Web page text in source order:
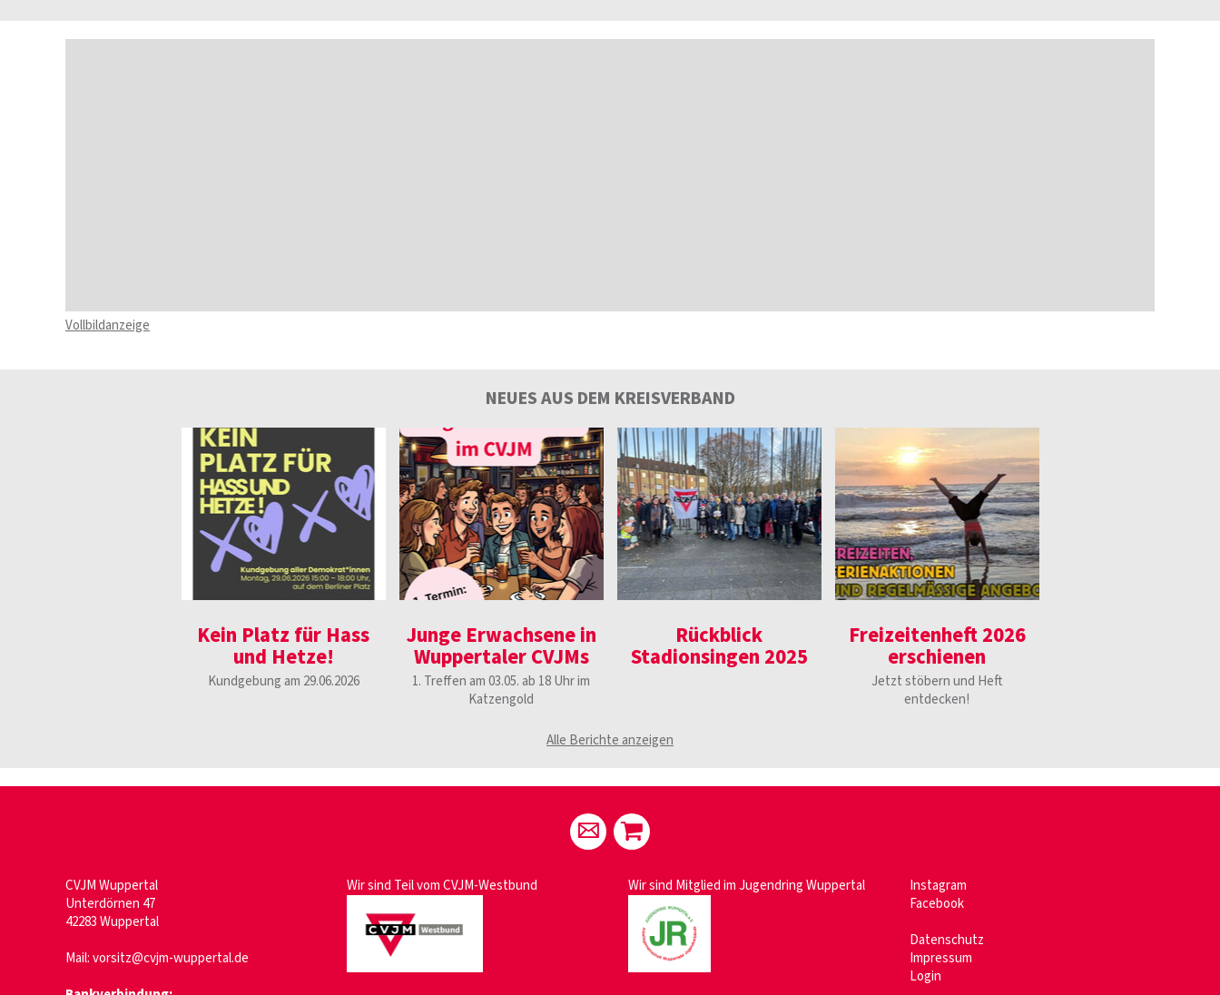
Vollbildanzeige
NEUES AUS DEM KREISVERBAND
Kein Platz für Hass
und Hetze!
Kundgebung am 29.06.2026
Junge Erwachsene in
Wuppertaler CVJMs
1. Treffen am 03.05. ab 18 Uhr im
Katzengold
Rückblick
Stadionsingen 2025
Freizeitenheft 2026
erschienen
Jetzt stöbern und Heft
entdecken!
Alle Berichte anzeigen
CVJM Wuppertal
Unterdörnen 47
42283 Wuppertal
Mail:vorsitz@cvjm-wuppertal.de
Wir sind Teil vomCVJM-Westbund Wir sind Mitglied imJugendring Wuppertal
Instagram
Facebook
Datenschutz
Impressum
Login